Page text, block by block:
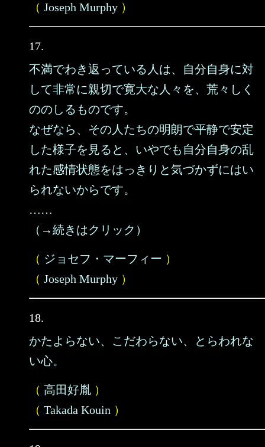
（ Joseph Murphy ）
17.
不満でわき返っている人は、自分自身に対
して非常に親切で寛大な人々を、荒々しく
ののしるものです。
なぜなら、その人たちの明朗で平静で安定
した様子を見ると、いやでも自分自身の乱
れた感情状態をはっきりと気づかずにはい
られないからです。
……
（→続きはクリック）
（ ジョセフ・マーフィー ）
（ Joseph Murphy ）
18.
かたよらない、こだわらない、とらわれな
い心。
（ 高田好胤 ）
（ Takada Kouin ）